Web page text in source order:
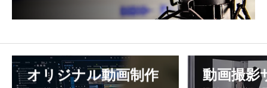
オリジナル動画制作 動画撮影